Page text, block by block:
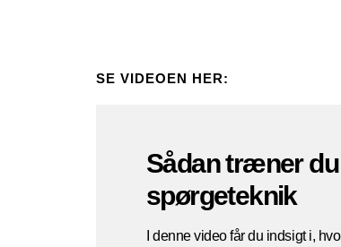
SE VIDEOEN HER:
Sådan træner
spørgeteknik
I denne video får du indsigt i,